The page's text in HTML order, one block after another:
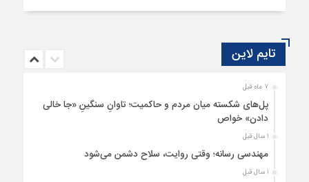
تایم لاین
7 ماه قبل
پل‌های شکسته میان مردم و حاکمیت؛ تاوانِ سنگینِ «جا خالی
دادن» خواص
1 سال قبل
مهندسی رسانه؛ وقتی روایت، سلاح دشمن می‌شود
1 سال قبل